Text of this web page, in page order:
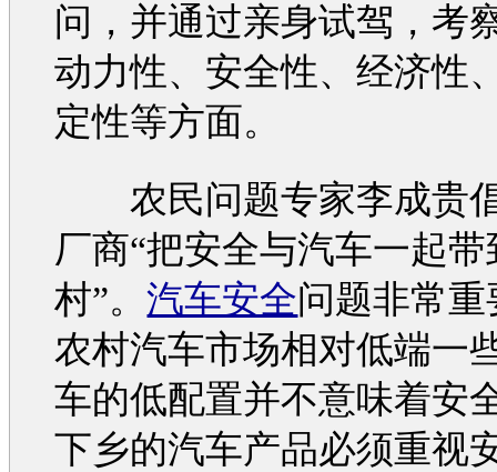
问，并通过亲身试驾，考
动力性、安全性、经济性
定性等方面。
农民问题专家李成贵
厂商“把安全与汽车一起带
村”。汽车安全问题非常
农村汽车市场相对低端一
车的低配置并不意味着安
下乡的汽车产品必须重视